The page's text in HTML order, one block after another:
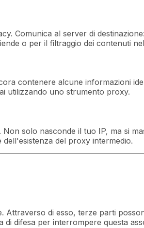
Comunica al server di
o per il filtraggio dei contenuti
contenere alcune informazioni
utilizzando uno strumento proxy.
solo nasconde il tuo IP, ma si
del proxy intermedio.
di esso, terze parti
difesa per interrompere questa